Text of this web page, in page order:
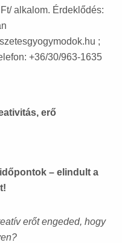
alkalom. Érdeklődés:
;
+36/30/963-1635
erő
– elindult a
erőt engeded, hogy